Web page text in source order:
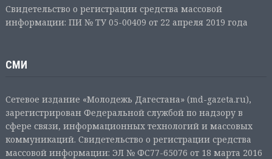
Свидетельство о регистрации средства массовой
информации: ПИ № ТУ 05-00409 от 22 апреля 2019 года
СМИ
Сетевое издание «Молодежь Дагестана» (md-gazeta.ru),
зарегистрирован Федеральной службой по надзору в
сфере связи, информационных технологий и массовых
коммуникаций. Свидетельство о регистрации средства
массовой информации: ЭЛ № ФС77-65076 от 18 марта 2016